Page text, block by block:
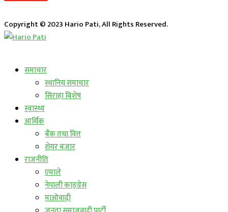
Copyright © 2023 Hario Pati, All Rights Reserved.
समाचार
स्थानिय समाचार
सिराहा बिशेष
स्वास्थ्य
आर्थिक
बैंक तथा वित्त
शेयर बजार
राजनीति
एमाले
नेपाली काङ्ग्रेस
माओवादी